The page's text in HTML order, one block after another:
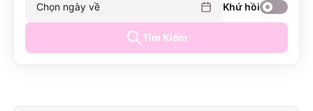
Khứ hồi
Chọn ngày về
Tìm Kiếm